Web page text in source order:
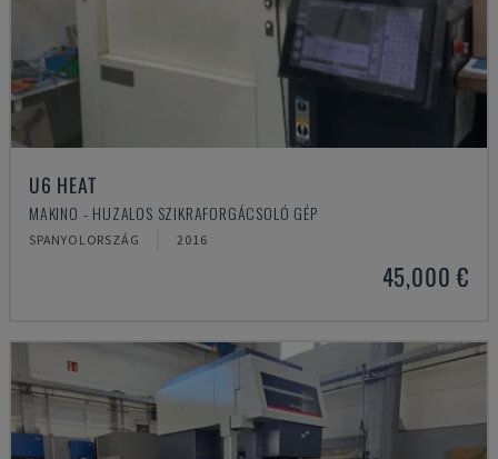
U6 HEAT
MAKINO - HUZALOS SZIKRAFORGÁCSOLÓ GÉP
SPANYOLORSZÁG 2016
45,000 €